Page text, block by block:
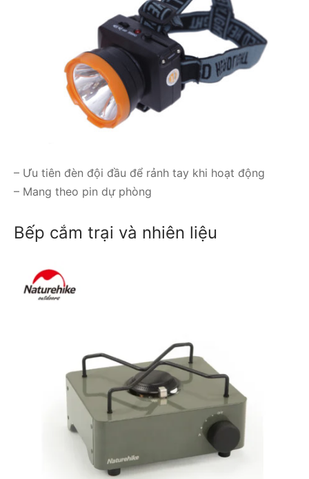
– Ưu tiên đèn đội đầu để rảnh tay khi hoạt động
– Mang theo pin dự phòng
Bếp cắm trại và nhiên liệu